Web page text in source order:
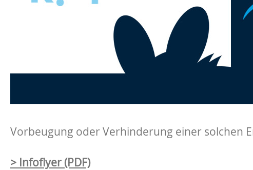
Vorbeugung oder Verhinderung einer solchen
> Infoflyer (PDF)